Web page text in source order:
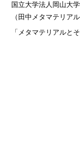
国立大学法人岡山大
（田中メタマテリア
「メタマテリアルと